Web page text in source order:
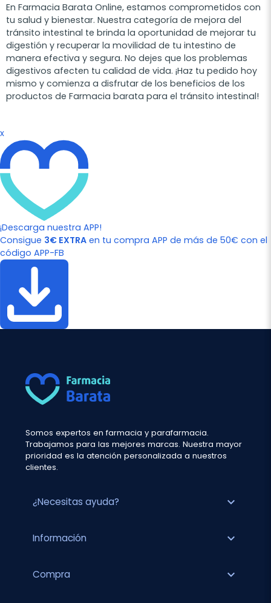
En Farmacia Barata Online, estamos comprometidos con
tu salud y bienestar. Nuestra categoría de mejora del
tránsito intestinal te brinda la oportunidad de mejorar tu
digestión y recuperar la movilidad de tu intestino de
manera efectiva y segura. No dejes que los problemas
digestivos afecten tu calidad de vida. ¡Haz tu pedido hoy
mismo y comienza a disfrutar de los beneficios de los
productos de Farmacia barata para el tránsito intestinal!
x
¡Descarga nuestra APP!
Consigue 3€ EXTRA en tu compra APP de más de 50€ con el
código APP-FB
Somos expertos en farmacia y parafarmacia.
Trabajamos para las mejores marcas. Nuestra mayor
prioridad es la atención personalizada a nuestros
clientes.
¿Necesitas ayuda? expand_more
Información expand_more
Compra expand_more